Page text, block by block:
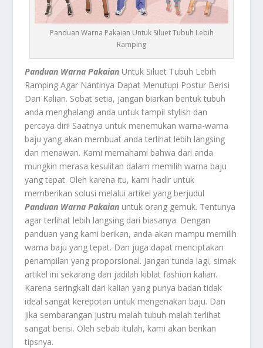
Panduan Warna Pakaian Untuk Siluet Tubuh Lebih
Ramping
Panduan Warna Pakaian Untuk Siluet Tubuh Lebih
Ramping Agar Nantinya Dapat Menutupi Postur Berisi
Dari Kalian. Sobat setia, jangan biarkan bentuk tubuh
anda menghalangi anda untuk tampil stylish dan
percaya diri! Saatnya untuk menemukan warna-warna
baju yang akan membuat anda terlihat lebih langsing
dan menawan. Kami memahami bahwa dari anda
mungkin merasa kesulitan dalam memilih warna baju
yang tepat. Oleh karena itu, kami hadir untuk
memberikan solusi melalui artikel yang berjudul
Panduan Warna Pakaian untuk orang gemuk. Tentunya
agar terlihat lebih langsing dari biasanya. Dengan
panduan yang kami berikan, anda akan mampu memilih
warna baju yang tepat. Dan juga dapat menciptakan
penampilan yang proporsional. Jangan tunda lagi, simak
artikel ini sekarang dan jadilah kiblat fashion kalian.
Karena seringkali dari kalian yang punya badan tidak
ideal sangat kerepotan untuk mengenakan baju. Dan
jika sembarangan justru malah tubuh malah terlihat
sangat berisi. Oleh sebab itulah, kami akan berikan
tipsnya.